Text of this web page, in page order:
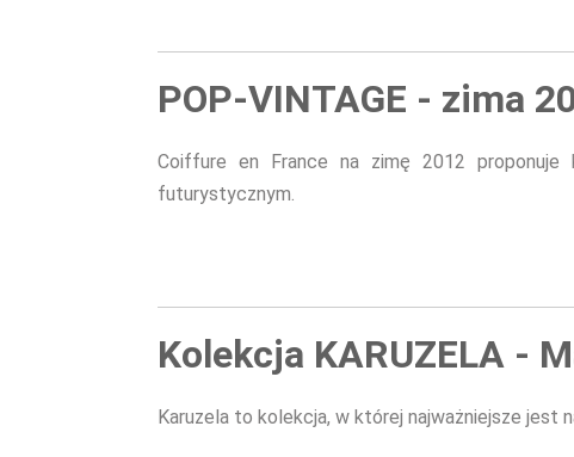
POP-VINTAGE - zima
Coiffure en France na zimę 2012
futurystycznym.
Kolekcja KARUZELA -
Karuzela to kolekcja, w której najważniejsze jest